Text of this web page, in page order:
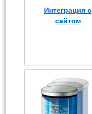
Интеграция с
сайтом